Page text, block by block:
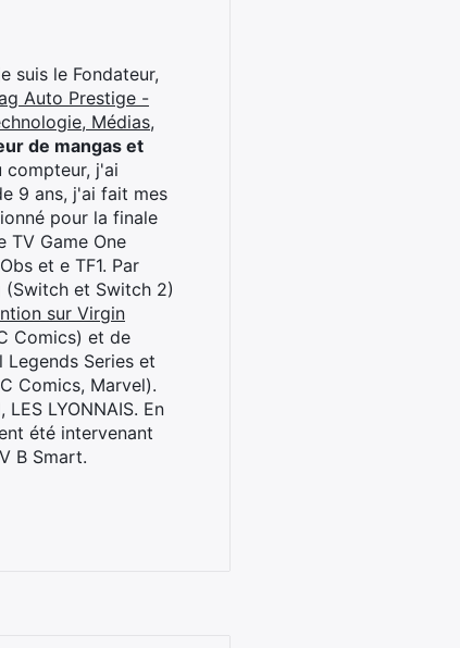
suis le Fondateur,
Auto Prestige -
Médias,
de mangas et
compteur, j'ai
9 ans, j'ai fait mes
pour la finale
TV Game One
et e TF1. Par
(Switch et Switch 2)
sur Virgin
Comics) et de
Series et
Comics, Marvel).
LYONNAIS. En
été intervenant
B Smart.